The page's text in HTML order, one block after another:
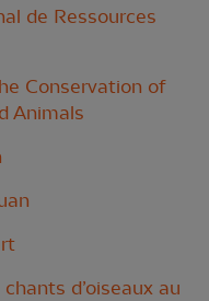
de Ressources
Conservation of
Animals
d’oiseaux au